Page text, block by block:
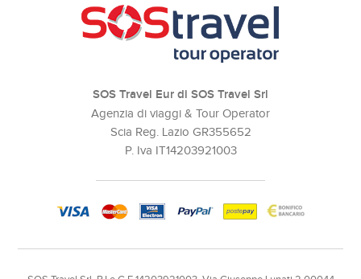
SOS Travel Eur di SOS Travel Srl
Agenzia di viaggi & Tour Operator
Scia Reg. Lazio GR355652
P. Iva IT14203921003